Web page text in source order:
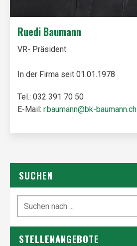
Ruedi Baumann
VR- Präsident
In der Firma seit 01.01.1978
Tel.: 032 391 70 50
E-Mail: r.baumann@bk-baumann.ch
SUCHEN
STELLENANGEBOTE